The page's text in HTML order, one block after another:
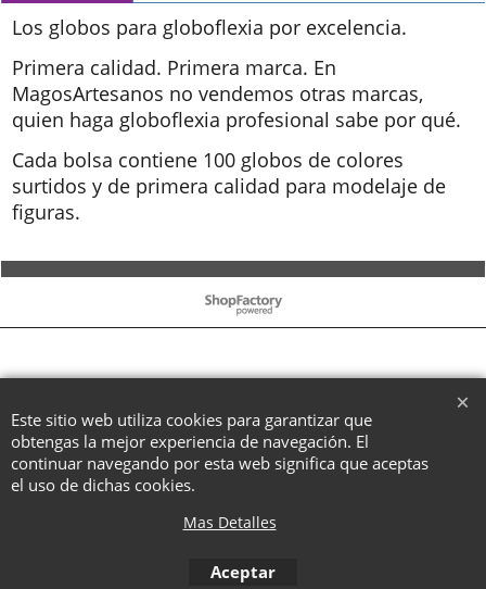
Los globos para globoflexia por excelencia.
Primera calidad. Primera marca. En
MagosArtesanos no vendemos otras marcas,
quien haga globoflexia profesional sabe por qué.
Cada bolsa contiene 100 globos de colores
surtidos y de primera calidad para modelaje de
figuras.
To create online store ShopFactory eCommerce software was used.
Este sitio web utiliza cookies para garantizar que
obtengas la mejor experiencia de navegación. El
continuar navegando por esta web significa que aceptas
el uso de dichas cookies.
Mas Detalles
Aceptar